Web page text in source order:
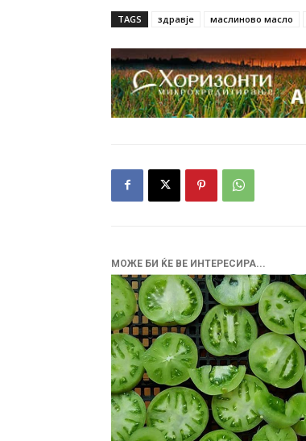
TAGS здравје маслиново масло
МОЖЕ БИ ЌЕ ВЕ ИНТЕРЕСИРА...